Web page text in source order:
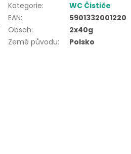
Kategorie:
WC Čističe
EAN:
5901332001220
Obsah:
2x40g
Země původu: Polsko